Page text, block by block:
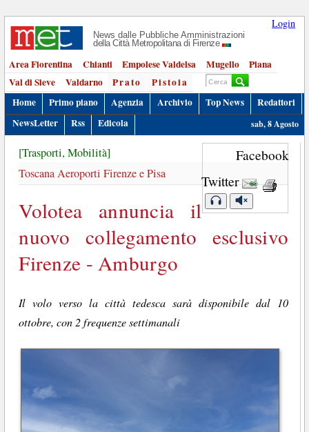
Login
News dalle Pubbliche Amministrazioni
della Città Metropolitana di Firenze
Area Fiorentina Chianti Empolese Valdelsa Mugello
Piana
Val di Sieve
Valdarno Prato
Pistoia
Home
Primo piano Agenzia Archivio Top News
Redattori
NewsLetter
Rss Edicola sab, 8 Agosto
Facebook
Twitter
[Trasporti, Mobilità]
Toscana Aeroporti Firenze e Pisa
Volotea annuncia il
nuovo collegamento esclusivo
Firenze - Amburgo
Il volo verso la città tedesca sarà disponibile dal 10
ottobre, con 2 frequenze settimanali